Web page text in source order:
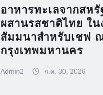
อาหารทะเลจากสหรั
ผสานรสชาติไทย ใน
สัมมนาสำหรับเชฟ
กรุงเทพมหานคร
Admin2 ก.ค. 30, 2026